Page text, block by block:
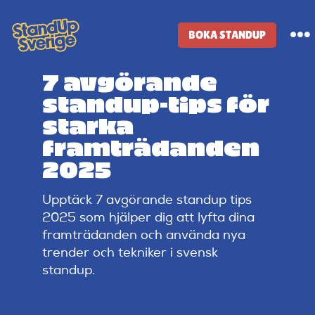
to
content
BOKA STANDUP
Standup-butik
Komiker
Lineup
Tidigare lineup
Klubbar
7 avgörande
standup-tips för
starka
framträdanden
2025
Upptäck 7 avgörande standup tips
2025 som hjälper dig att lyfta dina
framträdanden och använda nya
trender och tekniker i svensk
standup.